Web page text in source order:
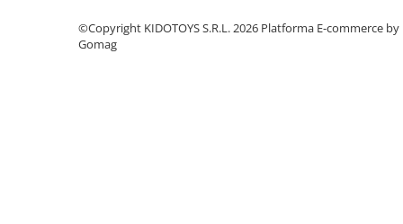
Manete acceleratie©Copyright KIDOTOYS S.R.L. 2026 Platforma E-commerce by
Gomag